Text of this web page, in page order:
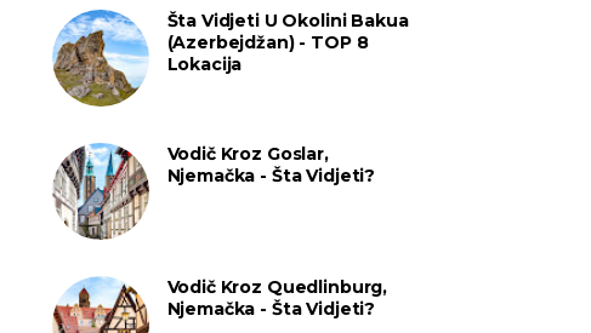
Šta Vidjeti U Okolini Bakua
(Azerbejdžan) - TOP 8
Lokacija
Vodič Kroz Goslar,
Njemačka - Šta Vidjeti?
Vodič Kroz Quedlinburg,
Njemačka - Šta Vidjeti?